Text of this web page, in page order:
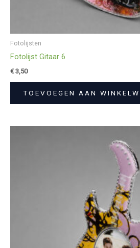
Fotolijsten
Fotolijst Gitaar 6
€3,50
TOEVOEGEN AAN